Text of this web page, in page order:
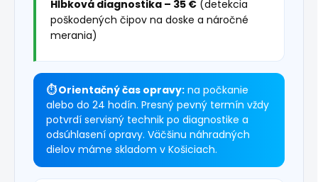
Hĺbková diagnostika – 35 € (detekcia
poškodených čipov na doske a náročné
merania)
⏱ Orientačný čas opravy: na počkanie
alebo do 24 hodín. Presný pevný termín vždy
potvrdí servisný technik po diagnostike a
odsúhlasení opravy. Väčšinu náhradných
dielov máme skladom v Košiciach.